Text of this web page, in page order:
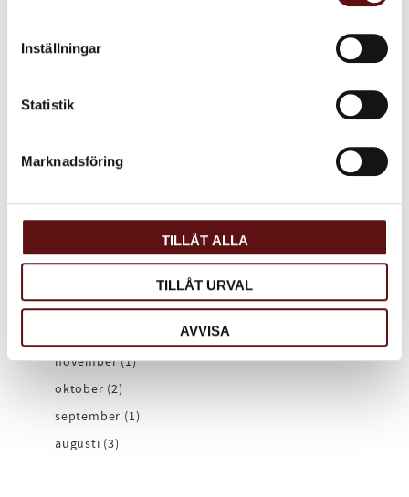
Inställningar
Statistik
Marknadsföring
TILLÅT ALLA
TILLÅT URVAL
AVVISA
januari (1)
april (2)
februari (1)
2020
november (1)
oktober (2)
september (1)
augusti (3)